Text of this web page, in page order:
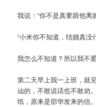
我说：“你不是真要跟他离
“小米你不知道，结婚真没
我怎么不知道？所以我不
第二天早上我一上班，就
讪的，不敢说话也不敢劝
纸，原来是邵华发来的信